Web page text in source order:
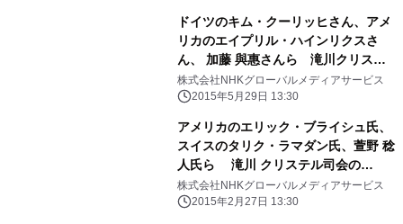
ドイツのキム・クーリッヒさん、アメ
リカのエイプリル・ハインリクスさ
ん、 加藤 與惠さんら 滝川クリステ
ル司会の「NHK」の国際討論番組で
「FIFA女子ワールドカップ」について
株式会社NHKグローバルメディアサービス
2015年5月29日 13:30
アメリカのエリック・ブライシュ氏、
スイスのタリク・ラマダン氏、萱野 稔
人氏ら 滝川 クリステル司会の
「NHK」の国際討論番組で 「広が
る“不寛容”」について議論
株式会社NHKグローバルメディアサービス
2015年2月27日 13:30